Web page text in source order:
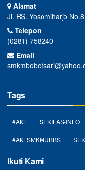
Alamat
Jl. RS. Yosomiharjo
Telepon
(0281) 758240
Email
Tags
#AKL SEKILAS-INFO
#AKLSMKMUBBS
Ikuti Kami